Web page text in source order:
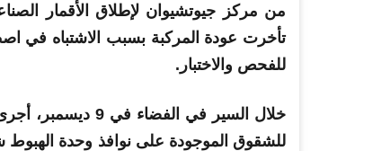
من مركز جيوتشيوان لإطلاق الأقمار
تأخرت عودة المركبةبسبب الاشتباه في
للفحص والاختبار.
خلال السير في